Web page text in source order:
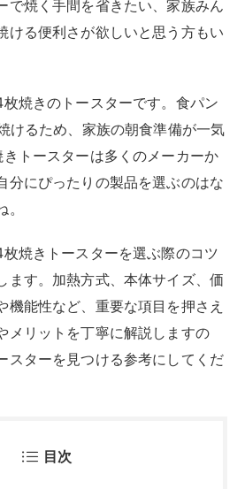
で焼く手間を省きたい、家族みん
ける便利さが欲しいと思う方もい
焼きのトースターです。食パン
けるため、家族の朝食準備が一気
トースターは多くのメーカーか
分にぴったりの製品を選ぶのはな
焼きトースターを選ぶ際のコツ
ます。加熱方式、本体サイズ、価
機能性など、重要な項目を押さえ
メリットを丁寧に解説しますの
スターを見つける参考にしてくだ
目次